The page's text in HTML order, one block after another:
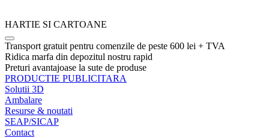
HARTIE SI CARTOANE
Transport gratuit pentru comenzile de peste 600 lei + TVA
Ridica marfa din depozitul nostru rapid
Preturi avantajoase la sute de produse
PRODUCTIE PUBLICITARA
Solutii 3D
Ambalare
Resurse & noutati
SEAP/SICAP
Contact